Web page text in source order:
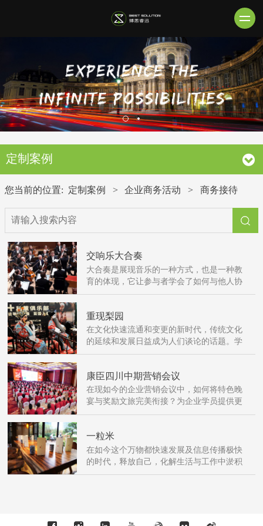
定制案例
您当前的位置: 定制案例 > 企业商务活动 > 商务接待
交响乐大合奏
大合奏是展现音乐的一种方式，也是一种教
育的体现，它让参与者学会了如何与他人协
调，也聆赏了和声或对位上的优美，更从优
织的立体世界。
重现梨园
在文化快速流通和变更的新时代，传统文化
的延续和发展日益成为人们谈论的话题。学
习京剧精髓，亲身体验京剧四功五法，打造
康臣四川中期营销会议
在现如今的企业营销会议中，如何将特色晚
宴与奖励文旅完美衔接？为企业学员提供更
高品质的会议及文旅一站式行程体验，是值
一粒米
在如今这个万物都快速发展及信息传播极快
的时代，释放自己，化解生活与工作中淤积
的负面情绪，从静谧中得到疗愈、舒缓身